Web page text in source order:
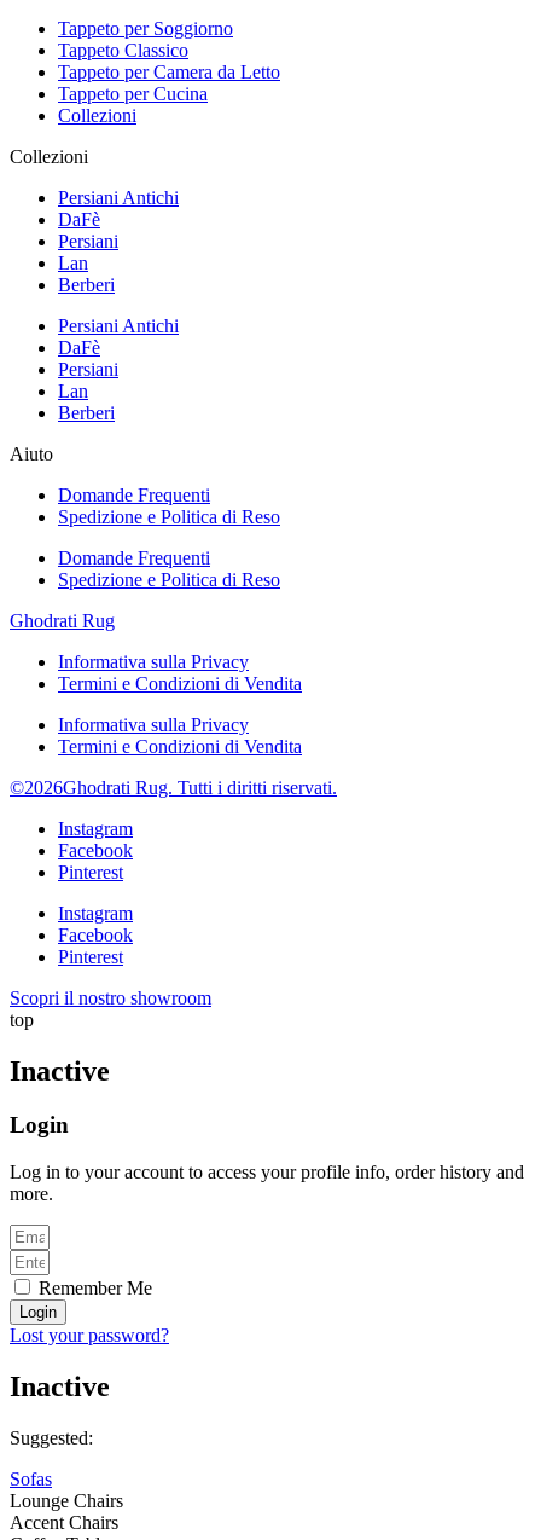
Tappeto per Soggiorno
Tappeto Classico
Tappeto per Camera da Letto
Tappeto per Cucina
Collezioni
Collezioni
Persiani Antichi
DaFè
Persiani
Lan
Berberi
Persiani Antichi
DaFè
Persiani
Lan
Berberi
Aiuto
Domande Frequenti
Spedizione e Politica di Reso
Domande Frequenti
Spedizione e Politica di Reso
Ghodrati Rug
Informativa sulla Privacy
Termini e Condizioni di Vendita
Informativa sulla Privacy
Termini e Condizioni di Vendita
©2026Ghodrati Rug. Tutti i diritti riservati.
Instagram
Facebook
Pinterest
Instagram
Facebook
Pinterest
Scopri il nostro showroom
top
Inactive
Login
Log in to your account to access your profile info, order history and
more.
Remember Me
Login
Lost your password?
Inactive
Suggested:
Sofas
Lounge Chairs
Accent Chairs